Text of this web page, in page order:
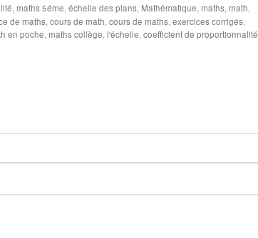
les expressions suivantes les distances sur la carte est
, maths 5éme, échelle des plans, Mathématique, maths, math,
de maths, cours de math, cours de maths, exercices corrigés,
en poche, maths collège, l'échelle, coefficient de proportionnalité